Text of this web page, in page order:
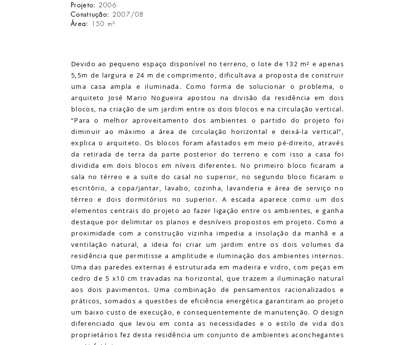
Projeto: 2006
Construção: 2007/08
Área: 150 m²
Devido ao pequeno espaço disponível no terreno, o lote de 132 m² e apenas
5,5m de largura e 24 m de comprimento, dificultava a proposta de construir
uma casa ampla e iluminada. Como forma de solucionar o problema, o
arquiteto José Mario Nogueira apostou na divisão da residência em dois
blocos, na criação de um jardim entre os dois blocos e na circulação vertical.
“Para o melhor aproveitamento dos ambientes o partido do projeto foi
diminuir ao máximo a área de circulação horizontal e deixá-la vertical”,
explica o arquiteto. Os blocos foram afastados em meio pé-direito, através
da retirada de terra da parte posterior do terreno e com isso a casa foi
dividida em dois blocos em níveis diferentes. No primeiro bloco ficaram a
sala no térreo e a suíte do casal no superior, no segundo bloco ficaram o
escritório, a copa/jantar, lavabo, cozinha, lavanderia e área de serviço no
térreo e dois dormitórios no superior. A escada aparece como um dos
elementos centrais do projeto ao fazer ligação entre os ambientes, e ganha
destaque por delimitar os planos e desníveis propostos em projeto. Como a
proximidade com a construção vizinha impedia a insolação da manhã e a
ventilação natural, a ideia foi criar um jardim entre os dois volumes da
residência que permitisse a amplitude e iluminação dos ambientes internos.
Uma das paredes externas é estruturada em madeira e vidro, com peças em
cedro de 5 x10 cm travadas na horizontal, que trazem a iluminação natural
aos dois pavimentos. Uma combinação de pensamentos racionalizados e
práticos, somados a questões de eficiência energética garantiram ao projeto
um baixo custo de execução, e consequentemente de manutenção. O design
diferenciado que levou em conta as necessidades e o estilo de vida dos
proprietários fez desta residência um conjunto de ambientes aconchegantes